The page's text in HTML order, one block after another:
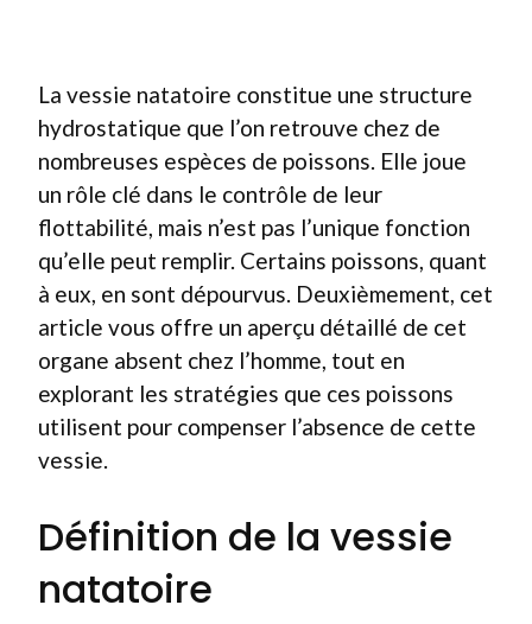
La vessie natatoire constitue une structure
hydrostatique que l’on retrouve chez de
nombreuses espèces de poissons. Elle joue
un rôle clé dans le contrôle de leur
flottabilité, mais n’est pas l’unique fonction
qu’elle peut remplir. Certains poissons, quant
à eux, en sont dépourvus. Deuxièmement, cet
article vous offre un aperçu détaillé de cet
organe absent chez l’homme, tout en
explorant les stratégies que ces poissons
utilisent pour compenser l’absence de cette
vessie.
Définition de la vessie
natatoire